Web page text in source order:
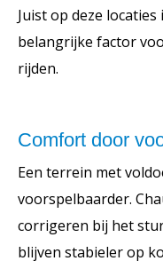
Juist op deze
belangrijke factor
rijden.
Comfort door
Een terrein met
voorspelbaarder.
corrigeren bij het
blijven stabieler op